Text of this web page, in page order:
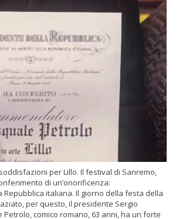
per Lillo. Il festival di Sanremo,
di un’onorificenza:
Repubblica italiana. Il giorno della festa della
per questo, il presidente Sergio
comico romano, 63 anni, ha un forte